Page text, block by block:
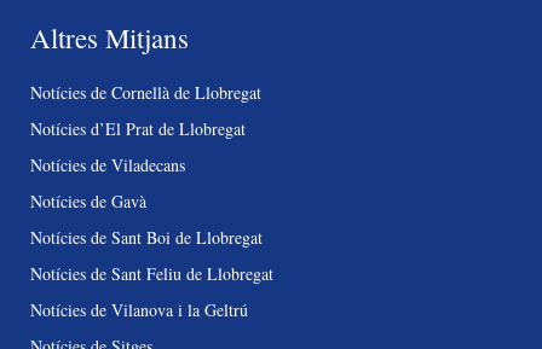
Altres Mitjans
Notícies de Cornellà de Llobregat
Notícies d’El Prat de Llobregat
Notícies de Viladecans
Notícies de Gavà
Notícies de Sant Boi de Llobregat
Notícies de Sant Feliu de Llobregat
Notícies de Vilanova i la Geltrú